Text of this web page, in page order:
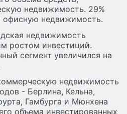
недвижимость. 29%
недвижимость.
недвижимость
ростом инвестиций.
сегмент увеличился на
недвижимость
- Берлина, Кельна,
Гамбурга и Мюнхена
объема инвестированных